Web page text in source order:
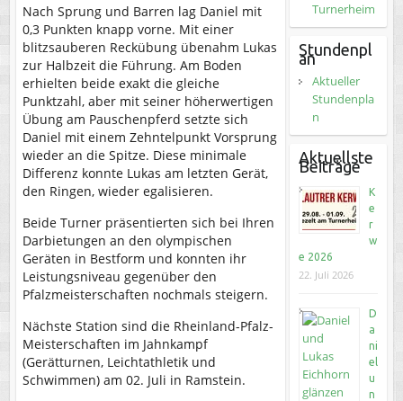
Nach Sprung und Barren lag Daniel mit
0,3 Punkten knapp vorne. Mit einer
blitzsauberen Reckübung übenahm Lukas
zur Halbzeit die Führung. Am Boden
erhielten beide exakt die gleiche
Punktzahl, aber mit seiner höherwertigen
Übung am Pauschenpferd setzte sich
Daniel mit einem Zehntelpunkt Vorsprung
wieder an die Spitze. Diese minimale
Differenz konnte Lukas am letzten Gerät,
den Ringen, wieder egalisieren.
Beide Turner präsentierten sich bei Ihren
Darbietungen an den olympischen
Geräten in Bestform und konnten ihr
Leistungsniveau gegenüber den
Pfalzmeisterschaften nochmals steigern.
Nächste Station sind die Rheinland-Pfalz-
Meisterschaften im Jahnkampf
(Gerätturnen, Leichtathletik und
Schwimmen) am 02. Juli in Ramstein.
Turnerheim
Stundenpl
an
Aktueller
Stundenpla
n
Aktuellste
Beiträge
K
e
r
w
e 2026
22. Juli 2026
D
a
ni
el
u
n